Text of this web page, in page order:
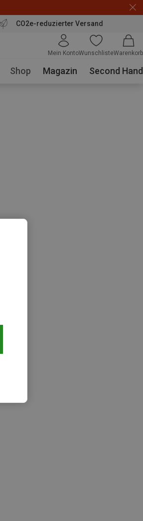
CO2e-reduzierter Versand
Mein KontoWunschlisteWarenkorb
Shop Magazin Second Hand